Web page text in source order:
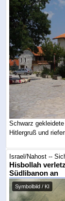
Schwarz
Hitlergruß und
Israel/Nahost --
Hisbollah
Südlibanon an
Symbolbild / KI